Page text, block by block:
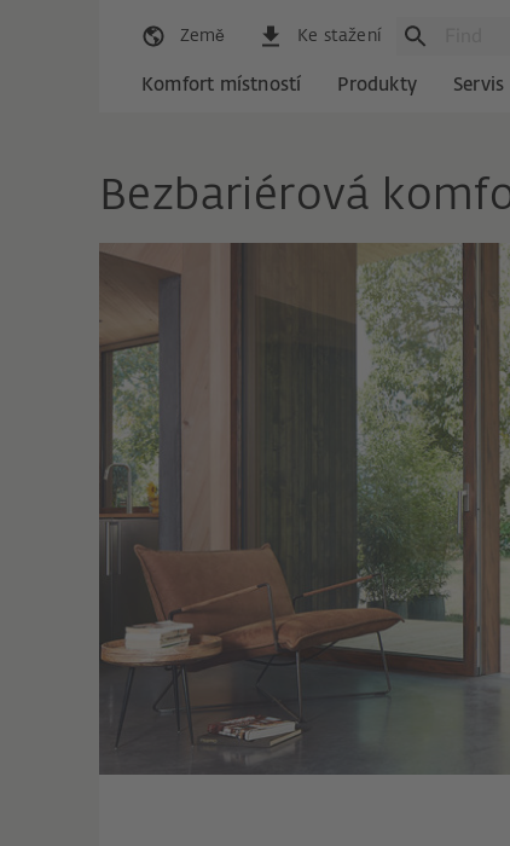
Země Ke stažení
Komfort místností Produkty Servis
Bezbariérová